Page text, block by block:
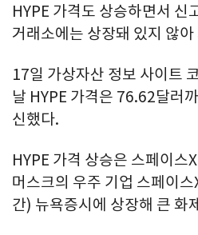
HYPE 가격도 상승하면서 신
거래소에는 상장돼 있지 않
17일 가상자산 정보 사이트
날 HYPE 가격은 76.62달러
신했다.
HYPE 가격 상승은 스페이스
머스크의 우주 기업 스페이
간) 뉴욕증시에 상장해 큰 화